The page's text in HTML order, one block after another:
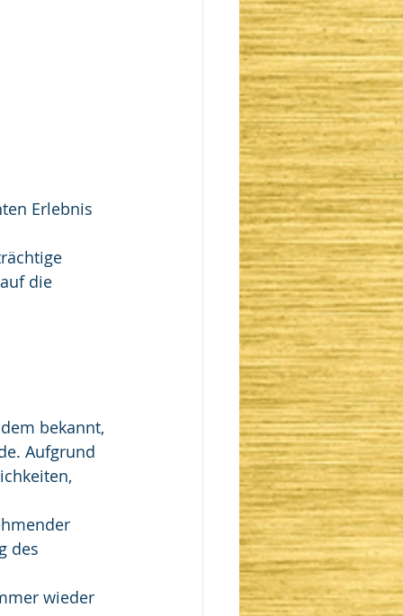
Erlebnis
die
bekannt,
Aufgrund
des
wieder